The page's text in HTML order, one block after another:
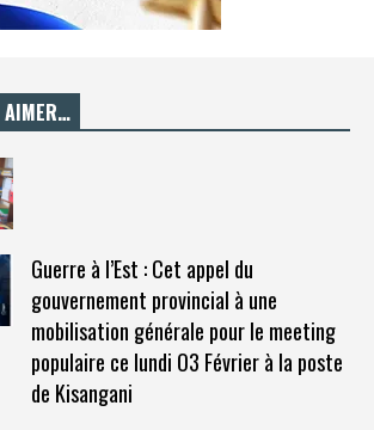
AIMER…
Guerre à l’Est : Cet appel du
gouvernement provincial à une
mobilisation générale pour le meeting
populaire ce lundi O3 Février à la poste
de Kisangani